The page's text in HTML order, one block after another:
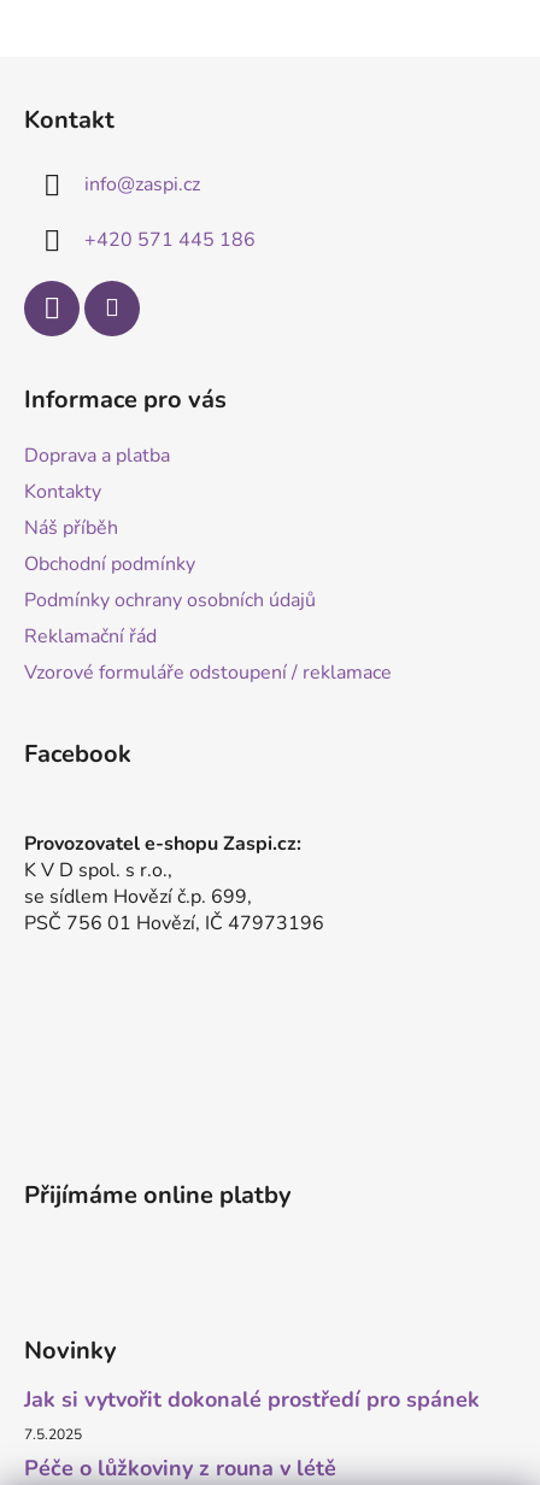
Kontakt
info@zaspi.cz
+420 571 445 186
Informace pro vás
Doprava a platba
Kontakty
Náš příběh
Obchodní podmínky
Podmínky ochrany osobních údajů
Reklamační řád
Vzorové formuláře odstoupení / reklamace
Facebook
Provozovatel e-shopu Zaspi.cz:
K V D spol. s r.o.,
se sídlem Hovězí č.p. 699,
PSČ 756 01 Hovězí, IČ 47973196
Přijímáme online platby
Novinky
Jak si vytvořit dokonalé prostředí pro spánek
7.5.2025
Péče o lůžkoviny z rouna v létě